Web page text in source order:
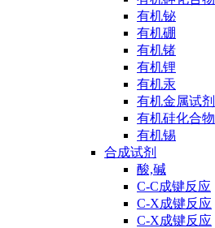
有机铋
有机硼
有机锗
有机锂
有机汞
有机金属试剂
有机硅化合物
有机锡
合成试剂
酸,碱
C-C成键反应
C-X成键反应
C-X成键反应